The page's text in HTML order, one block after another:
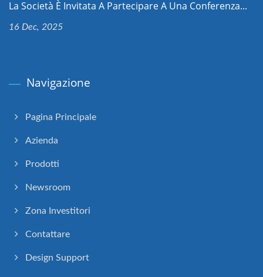
La Società È Invitata A Partecipare A Una Conferenza...
16 Dec, 2025
Navigazione
Pagina Principale
Azienda
Prodotti
Newsroom
Zona Investitori
Contattare
Design Support